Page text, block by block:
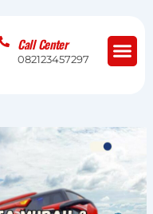
Call Center
082123457297